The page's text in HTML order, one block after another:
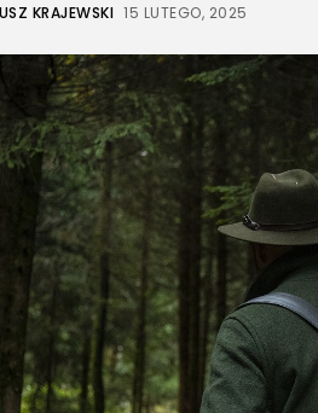
KRAJEWSKI 15 LUTEGO, 2025